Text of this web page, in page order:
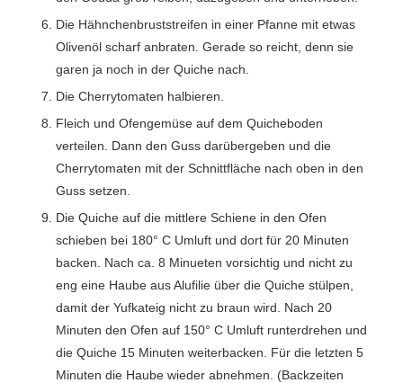
Die Hähnchenbruststreifen in einer Pfanne mit etwas
Olivenöl scharf anbraten. Gerade so reicht, denn sie
garen ja noch in der Quiche nach.
Die Cherrytomaten halbieren.
Fleich und Ofengemüse auf dem Quicheboden
verteilen. Dann den Guss darübergeben und die
Cherrytomaten mit der Schnittfläche nach oben in den
Guss setzen.
Die Quiche auf die mittlere Schiene in den Ofen
schieben bei 180° C Umluft und dort für 20 Minuten
backen. Nach ca. 8 Minueten vorsichtig und nicht zu
eng eine Haube aus Alufilie über die Quiche stülpen,
damit der Yufkateig nicht zu braun wird. Nach 20
Minuten den Ofen auf 150° C Umluft runterdrehen und
die Quiche 15 Minuten weiterbacken. Für die letzten 5
Minuten die Haube wieder abnehmen. (Backzeiten